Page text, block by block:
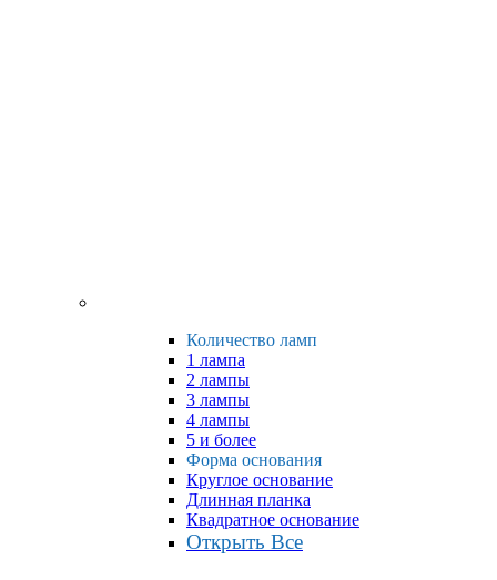
Количество ламп
1 лампа
2 лампы
3 лампы
4 лампы
5 и более
Форма основания
Круглое основание
Длинная планка
Квадратное основание
Открыть Все